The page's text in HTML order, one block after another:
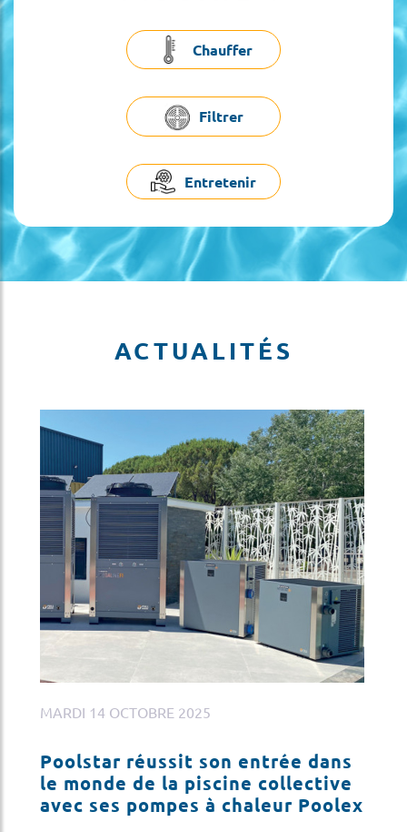
Chauffer
Filtrer
Entretenir
ACTUALITÉS
MARDI 14 OCTOBRE 2025
Poolstar réussit son entrée dans
le monde de la piscine collective
avec ses pompes à chaleur Poolex